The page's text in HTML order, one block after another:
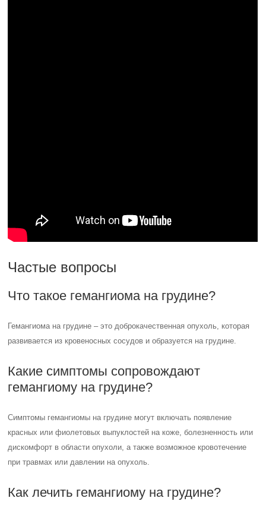
Частые вопросы
Что такое гемангиома на грудине?
Гемангиома на грудине – это доброкачественная опухоль, которая
развивается из кровеносных сосудов и образуется на грудине.
Какие симптомы сопровождают
гемангиому на грудине?
Симптомы гемангиомы на грудине могут включать появление
красных или фиолетовых выпуклостей на коже, болезненность или
дискомфорт в области опухоли, а также возможное кровотечение
при травмах или давлении на опухоль.
Как лечить гемангиому на грудине?